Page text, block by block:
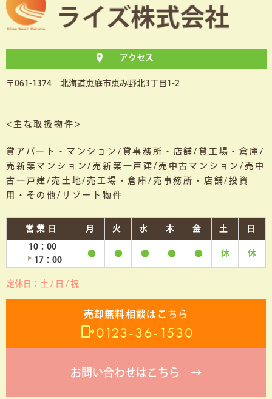
アクセス
〒061-1374 北海道恵庭市恵み野北3丁目1-2
<主な取扱物件>
貸アパート・マンション/貸事務所・店舗/貸工場・倉庫/
売新築マンション/売新築一戸建/売中古マンション/売中
古一戸建/売土地/売工場・倉庫/売事務所・店舗/投資
用・その他/リゾート物件
営業日 月 火 水 木 金 土
日
10：00
17：00
● ● ● ● ● 休 休
定休日：土 / 日 / 祝
売却無料相談はこちら
0123-36-1530
お問い合わせはこちら →